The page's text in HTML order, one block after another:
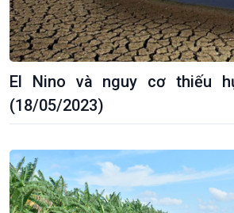
El Nino và nguy cơ thiếu
(18/05/2023)